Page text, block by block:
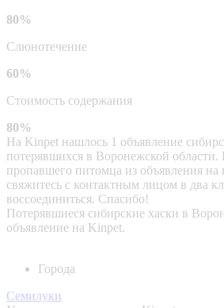
80%
Слюнотечение
60%
Стоимость содержания
80%
На Kinpet нашлось 1 объявление
потерявшихся в Воронежской
пропавшего питомца из объявления на
свяжитесь с контактным лицом в два
воссоединиться. Спасибо!
Потерявшиеся сибирские хаски в
объявление на Kinpet.
Города
Семилуки